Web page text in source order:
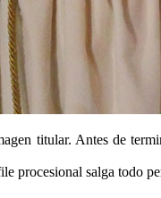
titular. Antes de
procesional salga todo